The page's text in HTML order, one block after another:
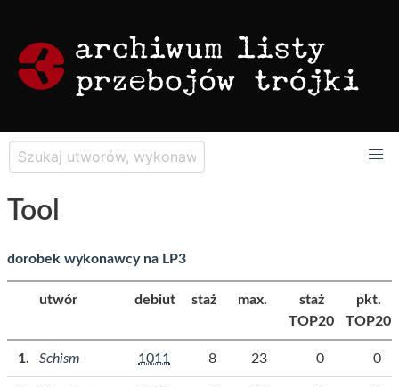
Tool
dorobek wykonawcy na LP3
utwór debiut staż max.
staż
TOP20
pkt.
TOP20
Schism 1011 8 23 0 0